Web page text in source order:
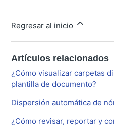
Regresar al inicio
Artículos relacionados
¿Cómo visualizar carpetas
plantilla de documento?
Dispersión automática de
¿Cómo revisar, reportar y